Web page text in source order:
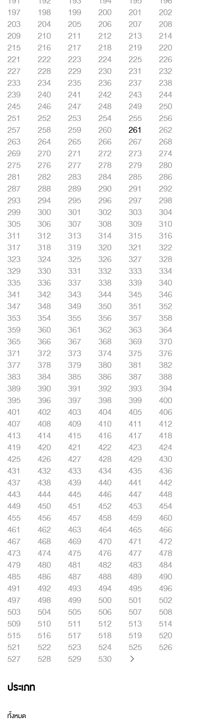
197
198 199 200 201
202
203
204 205 206 207
208
209
210 211 212 213
214
215
216 217 218 219
220
221
222 223 224 225
226
227
228 229 230 231
232
233
234 235 236 237
238
239
240 241 242 243
244
245
246 247 248 249
250
251
252 253 254 255
256
257
258 259 260 261
262
263
264 265 266 267
268
269
270 271 272 273
274
275
276 277 278 279
280
281
282 283 284 285
286
287
288 289 290 291
292
293
294 295 296 297
298
299
300 301 302 303
304
305
306 307 308 309
310
311
312 313 314 315
316
317
318 319 320 321
322
323
324 325 326 327
328
329
330 331 332 333
334
335
336 337 338 339
340
341
342 343 344 345
346
347
348 349 350 351
352
353
354 355 356 357
358
359
360 361 362 363
364
365
366 367 368 369
370
371
372 373 374 375
376
377
378 379 380 381
382
383
384 385 386 387
388
389
390 391 392 393
394
395
396 397 398 399
400
401
402 403 404 405
406
407
408 409 410 411
412
413
414 415 416 417
418
419
420 421 422 423
424
425
426 427 428 429
430
431
432 433 434 435
436
437
438 439 440 441
442
443
444 445 446 447
448
449
450 451 452 453
454
455
456 457 458 459
460
461
462 463 464 465
466
467
468 469 470 471
472
473
474 475 476 477
478
479
480 481 482 483
484
485
486 487 488 489
490
491
492 493 494 495
496
497
498 499 500 501
502
503
504 505 506 507
508
509
510 511 512 513
514
515
516 517 518 519
520
521
522 523 524 525
526
527
528 529 530
ประเภท
ทั้งหมด